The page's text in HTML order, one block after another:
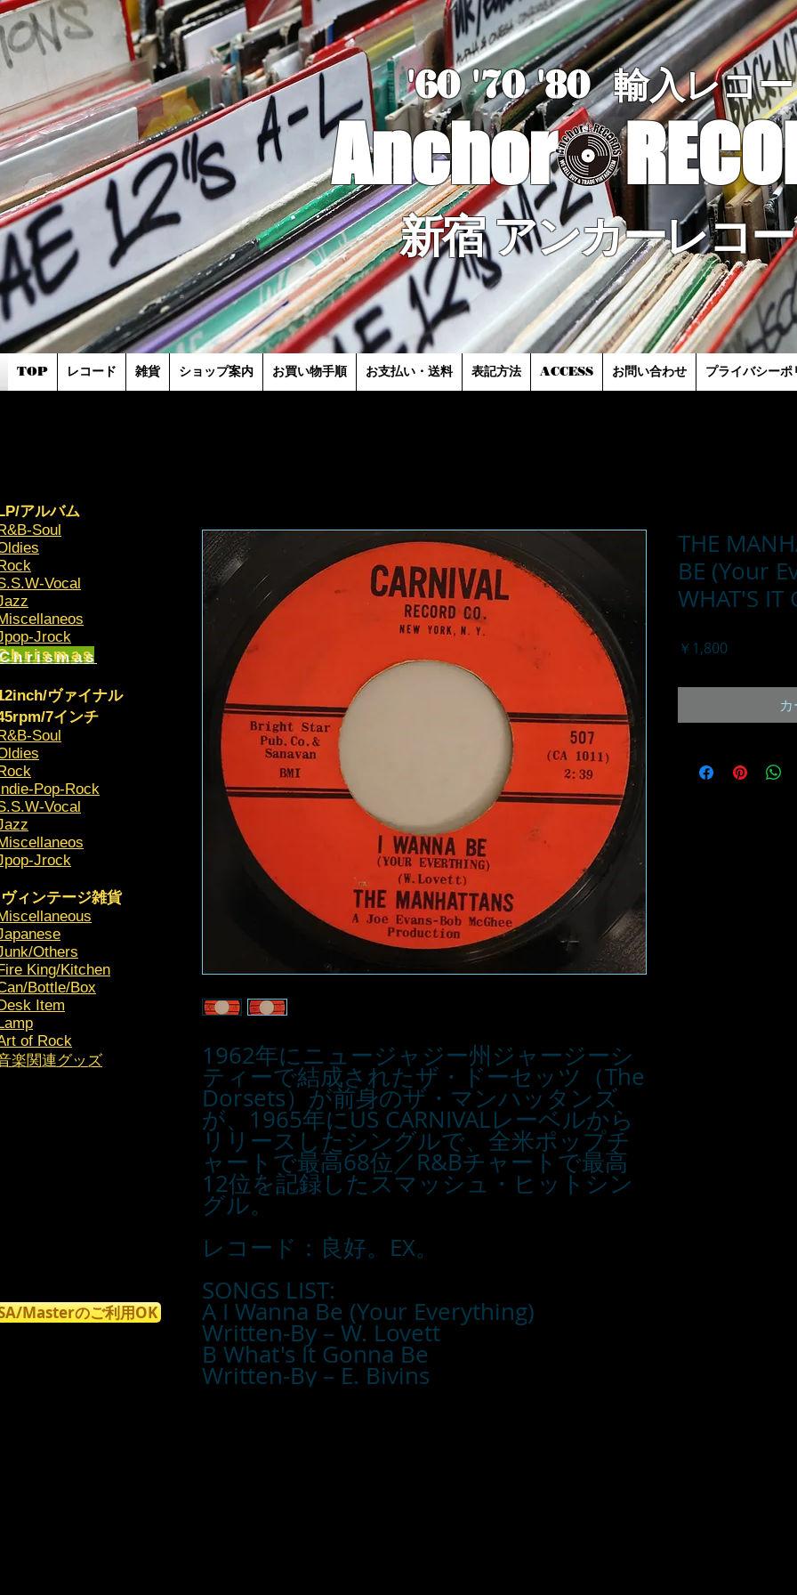
TOP レコード 雑貨 ショップ案内 お買い物手順 お支払い・送料 表記方法 ACCESS お問い合わせ プライバシーポ
1962年にニュージャジー州ジャージーシ
ティーで結成されたザ・ドーセッツ（The
Dorsets）が前身のザ・マンハッタンズ
が、1965年にUS CARNIVALレーベルから
リリースしたシングルで、全米ポップチ
ャートで最高68位／R&Bチャートで最高
12位を記録したスマッシュ・ヒットシン
グル。
レコード：良好。EX。
SONGS LIST:
A I Wanna Be (Your Everything)
Written-By – W. Lovett
B What's It Gonna Be
Written-By – E. Bivins
THE
BE (Your
WHAT'S IT
￥1,800価
'60 '70'80 輸入レコ
Anchor
新宿 アンカーレコ
Masterのご利用OK
アルバム
Soul
Vocal
Jrock
ヴァイナル
7インチ
Soul
Pop-Rock
Vocal
Jrock
ヴィンテージ雑貨
Others
King/Kitchen
Bottle/Box
Item
of Rock
楽関連グッズ